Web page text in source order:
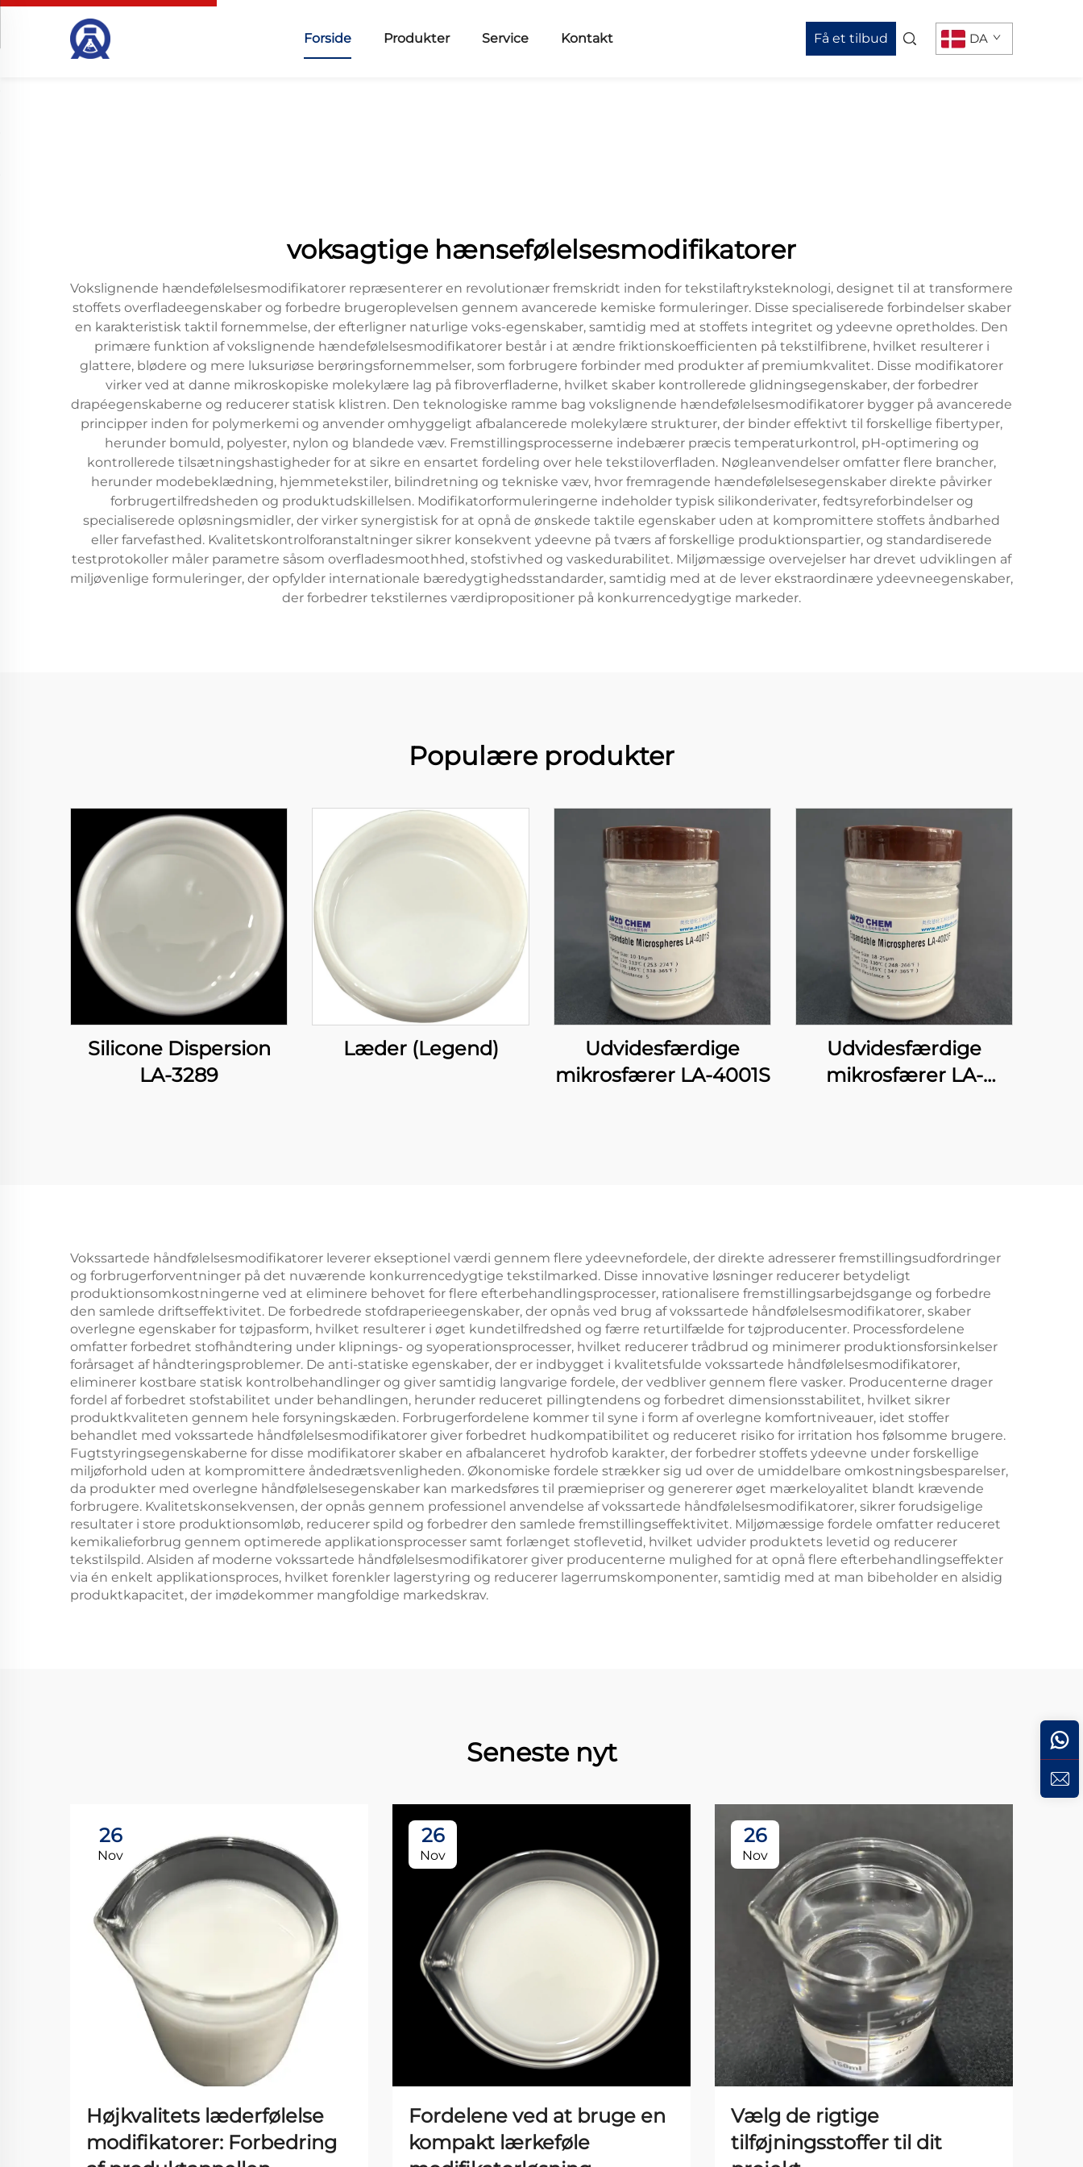
Forside Produkter Service Kontakt Få et tilbud DA
voksagtige hænsefølelsesmodifikatorer
Vokslignende hændefølelsesmodifikatorer repræsenterer en revolutionær fremskridt inden for tekstilaftryksteknologi, designet til at transformere
stoffets overfladeegenskaber og forbedre brugeroplevelsen gennem avancerede kemiske formuleringer. Disse specialiserede forbindelser skaber
en karakteristisk taktil fornemmelse, der efterligner naturlige voks-egenskaber, samtidig med at stoffets integritet og ydeevne opretholdes. Den
primære funktion af vokslignende hændefølelsesmodifikatorer består i at ændre friktionskoefficienten på tekstilfibrene, hvilket resulterer i
glattere, blødere og mere luksuriøse berøringsfornemmelser, som forbrugere forbinder med produkter af premiumkvalitet. Disse modifikatorer
virker ved at danne mikroskopiske molekylære lag på fibroverfladerne, hvilket skaber kontrollerede glidningsegenskaber, der forbedrer
drapéegenskaberne og reducerer statisk klistren. Den teknologiske ramme bag vokslignende hændefølelsesmodifikatorer bygger på avancerede
principper inden for polymerkemi og anvender omhyggeligt afbalancerede molekylære strukturer, der binder effektivt til forskellige fibertyper,
herunder bomuld, polyester, nylon og blandede væv. Fremstillingsprocesserne indebærer præcis temperaturkontrol, pH-optimering og
kontrollerede tilsætningshastigheder for at sikre en ensartet fordeling over hele tekstiloverfladen. Nøgleanvendelser omfatter flere brancher,
herunder modebeklædning, hjemmetekstiler, bilindretning og tekniske væv, hvor fremragende hændefølelsesegenskaber direkte påvirker
forbrugertilfredsheden og produktudskillelsen. Modifikatorformuleringerne indeholder typisk silikonderivater, fedtsyreforbindelser og
specialiserede opløsningsmidler, der virker synergistisk for at opnå de ønskede taktile egenskaber uden at kompromittere stoffets åndbarhed
eller farvefasthed. Kvalitetskontrolforanstaltninger sikrer konsekvent ydeevne på tværs af forskellige produktionspartier, og standardiserede
testprotokoller måler parametre såsom overfladesmoothhed, stofstivhed og vaskedurabilitet. Miljømæssige overvejelser har drevet udviklingen af
miljøvenlige formuleringer, der opfylder internationale bæredygtighedsstandarder, samtidig med at de lever ekstraordinære ydeevneegenskaber,
der forbedrer tekstilernes værdipropositioner på konkurrencedygtige markeder.
Populære produkter
Silicone Dispersion
LA-3289
Læder (Legend)
Udvidesfærdige
mikrosfærer LA-4001S
Udvidesfærdige
mikrosfærer LA-
Vokssartede håndfølelsesmodifikatorer leverer ekseptionel værdi gennem flere ydeevnefordele, der direkte adresserer fremstillingsudfordringer
og forbrugerforventninger på det nuværende konkurrencedygtige tekstilmarked. Disse innovative løsninger reducerer betydeligt
produktionsomkostningerne ved at eliminere behovet for flere efterbehandlingsprocesser, rationalisere fremstillingsarbejdsgange og forbedre
den samlede driftseffektivitet. De forbedrede stofdraperieegenskaber, der opnås ved brug af vokssartede håndfølelsesmodifikatorer, skaber
overlegne egenskaber for tøjpasform, hvilket resulterer i øget kundetilfredshed og færre returtilfælde for tøjproducenter. Processfordelene
omfatter forbedret stofhåndtering under klipnings- og syoperationsprocesser, hvilket reducerer trådbrud og minimerer produktionsforsinkelser
forårsaget af håndteringsproblemer. De anti-statiske egenskaber, der er indbygget i kvalitetsfulde vokssartede håndfølelsesmodifikatorer,
eliminerer kostbare statisk kontrolbehandlinger og giver samtidig langvarige fordele, der vedbliver gennem flere vasker. Producenterne drager
fordel af forbedret stofstabilitet under behandlingen, herunder reduceret pillingtendens og forbedret dimensionsstabilitet, hvilket sikrer
produktkvaliteten gennem hele forsyningskæden. Forbrugerfordelene kommer til syne i form af overlegne komfortniveauer, idet stoffer
behandlet med vokssartede håndfølelsesmodifikatorer giver forbedret hudkompatibilitet og reduceret risiko for irritation hos følsomme brugere.
Fugtstyringsegenskaberne for disse modifikatorer skaber en afbalanceret hydrofob karakter, der forbedrer stoffets ydeevne under forskellige
miljøforhold uden at kompromittere åndedrætsvenligheden. Økonomiske fordele strækker sig ud over de umiddelbare omkostningsbesparelser,
da produkter med overlegne håndfølelsesegenskaber kan markedsføres til præmiepriser og genererer øget mærkeloyalitet blandt krævende
forbrugere. Kvalitetskonsekvensen, der opnås gennem professionel anvendelse af vokssartede håndfølelsesmodifikatorer, sikrer forudsigelige
resultater i store produktionsomløb, reducerer spild og forbedrer den samlede fremstillingseffektivitet. Miljømæssige fordele omfatter reduceret
kemikalieforbrug gennem optimerede applikationsprocesser samt forlænget stoflevetid, hvilket udvider produktets levetid og reducerer
tekstilspild. Alsiden af moderne vokssartede håndfølelsesmodifikatorer giver producenterne mulighed for at opnå flere efterbehandlingseffekter
via én enkelt applikationsproces, hvilket forenkler lagerstyring og reducerer lagerrumskomponenter, samtidig med at man bibeholder en alsidig
produktkapacitet, der imødekommer mangfoldige markedskrav.
Seneste nyt
26
Nov
Højkvalitets læderfølelse
modifikatorer: Forbedring
26
Nov
Fordelene ved at bruge en
kompakt lærkeføle
26
Nov
Vælg de rigtige
tilføjningsstoffer til dit